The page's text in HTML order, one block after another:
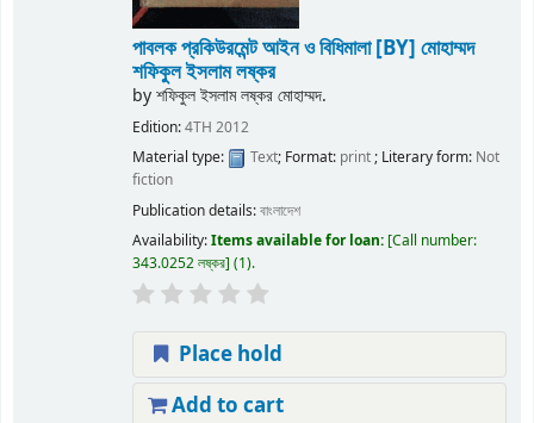
পাবলক প্রকিউরমেন্ট আইন ও বিধিমালা[BY] মোহাম্মদ
শফিকুল ইসলাম লষ্কর
byশফিকুল ইসলাম লষ্কর মোহাম্মদ.
Edition:4TH 2012
Material type:
Text; Format: print; Literary form: Not
fiction
Publication details:বাংলাদেশ
Availability:Items available for loan: Call number:
343.0252 লষ্কর (1).
Place hold
Add to cart